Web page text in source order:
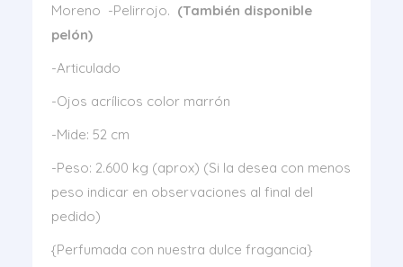
Moreno -Pelirrojo. (También disponible
pelón)
-Articulado
-Ojos acrílicos color marrón
-Mide: 52 cm
-Peso: 2.600 kg (aprox) (Si la desea con menos
peso indicar en observaciones al final del
pedido)
{Perfumada con nuestra dulce fragancia}